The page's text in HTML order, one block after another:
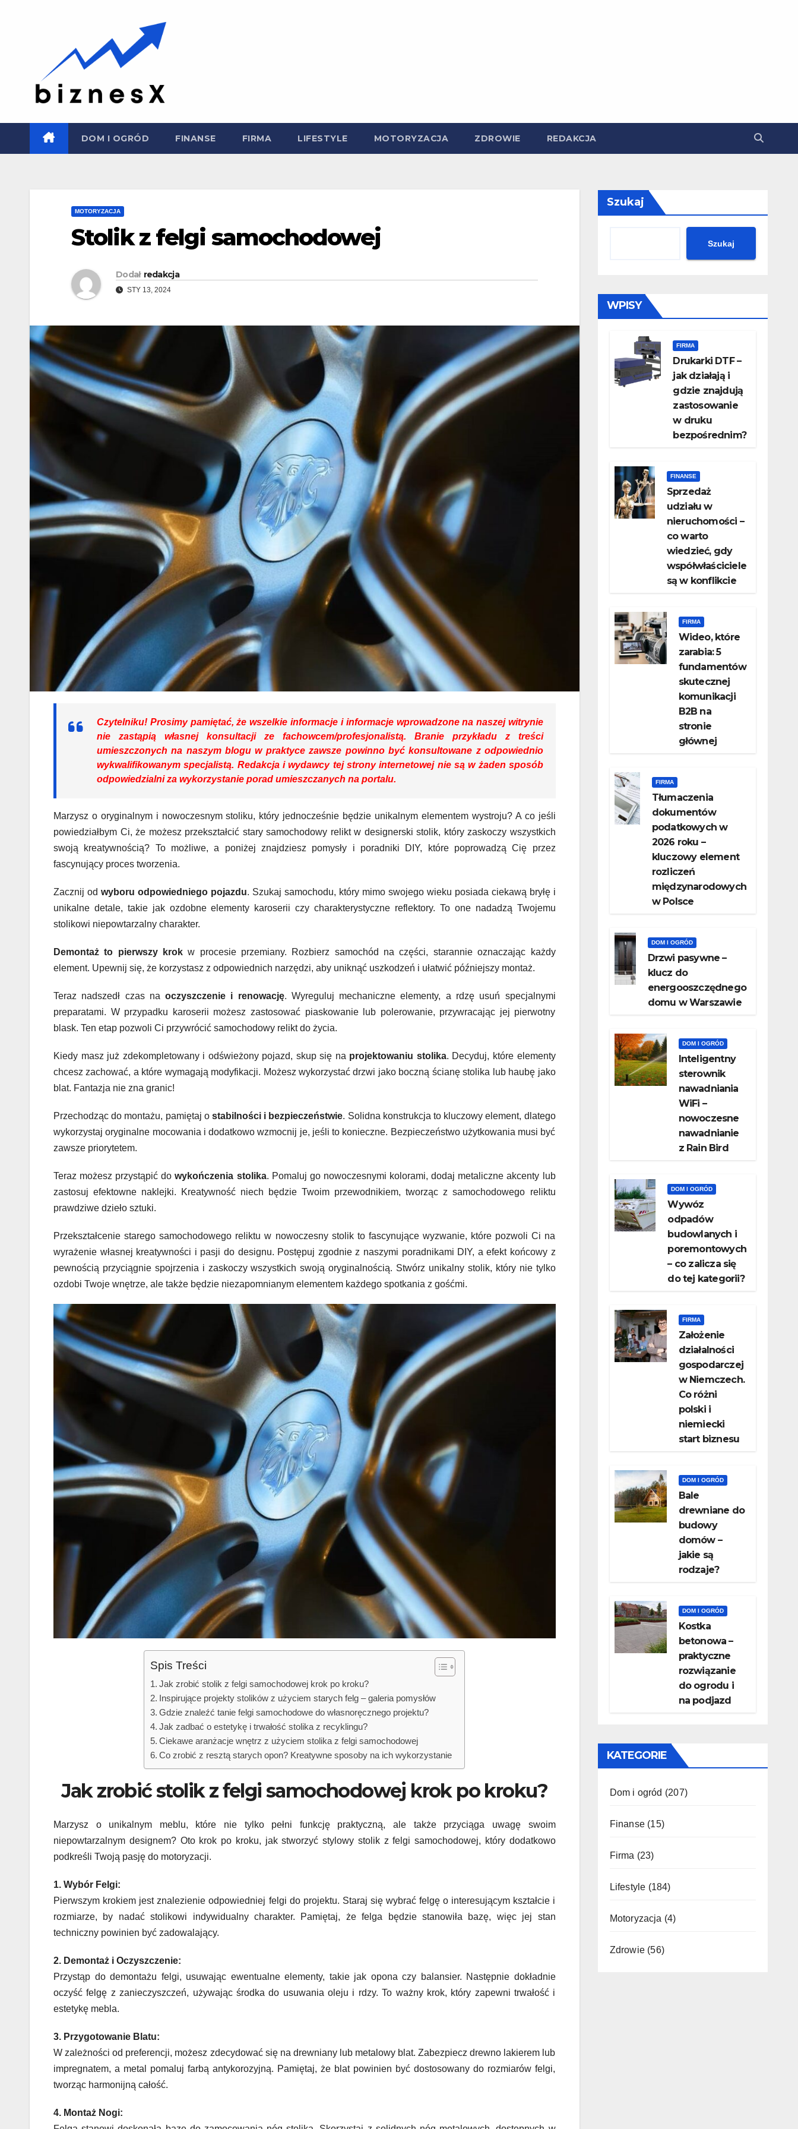
DOM I OGRÓD FINANSE FIRMA LIFESTYLE MOTORYZACJA ZDROWIE REDAKCJA
MOTORYZACJA
Stolik z felgi samochodowej
Dodał redakcja
STY 13, 2024
Czytelniku! Prosimy pamiętać, że wszelkie informacje i informacje wprowadzone na naszej witrynie
nie zastąpią własnej konsultacji ze fachowcem/profesjonalistą. Branie przykładu z treści
umieszczonych na naszym blogu w praktyce zawsze powinno być konsultowane z odpowiednio
wykwalifikowanym specjalistą. Redakcja i wydawcy tej strony internetowej nie są w żaden sposób
odpowiedzialni za wykorzystanie porad umieszczanych na portalu.
Marzysz o oryginalnym i nowoczesnym stoliku, który jednocześnie będzie unikalnym elementem wystroju? A co jeśli
powiedziałbym Ci, że możesz przekształcić stary samochodowy relikt w designerski stolik, który zaskoczy wszystkich
swoją kreatywnością? To możliwe, a poniżej znajdziesz pomysły i poradniki DIY, które poprowadzą Cię przez
fascynujący proces tworzenia.
Zacznij od wyboru odpowiedniego pojazdu. Szukaj samochodu, który mimo swojego wieku posiada ciekawą bryłę i
unikalne detale, takie jak ozdobne elementy karoserii czy charakterystyczne reflektory. To one nadadzą Twojemu
stolikowi niepowtarzalny charakter.
Demontaż to pierwszy krok w procesie przemiany. Rozbierz samochód na części, starannie oznaczając każdy
element. Upewnij się, że korzystasz z odpowiednich narzędzi, aby uniknąć uszkodzeń i ułatwić późniejszy montaż.
Teraz nadszedł czas naoczyszczenie i renowację. Wyreguluj mechaniczne elementy, a rdzę usuń specjalnymi
preparatami. W przypadku karoserii możesz zastosować piaskowanie lub polerowanie, przywracając jej pierwotny
blask. Ten etap pozwoli Ci przywrócić samochodowy relikt do życia.
Kiedy masz już zdekompletowany i odświeżony pojazd, skup się na projektowaniu stolika. Decyduj, które elementy
chcesz zachować, a które wymagają modyfikacji. Możesz wykorzystać drzwi jako boczną ścianę stolika lub haubę jako
blat. Fantazja nie zna granic!
Przechodząc do montażu, pamiętaj o stabilności i bezpieczeństwie. Solidna konstrukcja to kluczowy element, dlatego
wykorzystaj oryginalne mocowania i dodatkowo wzmocnij je, jeśli to konieczne. Bezpieczeństwo użytkowania musi być
zawsze priorytetem.
Teraz możesz przystąpić dowykończenia stolika. Pomaluj go nowoczesnymi kolorami, dodaj metaliczne akcenty lub
zastosuj efektowne naklejki. Kreatywność niech będzie Twoim przewodnikiem, tworząc z samochodowego reliktu
prawdziwe dzieło sztuki.
Przekształcenie starego samochodowego reliktu w nowoczesny stolik to fascynujące wyzwanie, które pozwoli Ci na
wyrażenie własnej kreatywności i pasji do designu. Postępuj zgodnie z naszymi poradnikami DIY, a efekt końcowy z
pewnością przyciągnie spojrzenia i zaskoczy wszystkich swoją oryginalnością. Stwórz unikalny stolik, który nie tylko
ozdobi Twoje wnętrze, ale także będzie niezapomnianym elementem każdego spotkania z gośćmi.
Spis Treści
Jak zrobić stolik z felgi samochodowej krok po kroku?
Inspirujące projekty stolików z użyciem starych felg – galeria pomysłów
Gdzie znaleźć tanie felgi samochodowe do własnoręcznego projektu?
Jak zadbać o estetykę i trwałość stolika z recyklingu?
Ciekawe aranżacje wnętrz z użyciem stolika z felgi samochodowej
Co zrobić z resztą starych opon? Kreatywne sposoby na ich wykorzystanie
Jak zrobić stolik z felgi samochodowej krok po kroku?
Marzysz o unikalnym meblu, które nie tylko pełni funkcję praktyczną, ale także przyciąga uwagę swoim
niepowtarzalnym designem? Oto krok po kroku, jak stworzyć stylowy stolik z felgi samochodowej, który dodatkowo
podkreśli Twoją pasję do motoryzacji.
1. Wybór Felgi:
Pierwszym krokiem jest znalezienie odpowiedniej felgi do projektu. Staraj się wybrać felgę o interesującym kształcie i
rozmiarze, by nadać stolikowi indywidualny charakter. Pamiętaj, że felga będzie stanowiła bazę, więc jej stan
techniczny powinien być zadowalający.
2. Demontaż i Oczyszczenie:
Przystąp do demontażu felgi, usuwając ewentualne elementy, takie jak opona czy balansier. Następnie dokładnie
oczyść felgę z zanieczyszczeń, używając środka do usuwania oleju i rdzy. To ważny krok, który zapewni trwałość i
estetykę mebla.
3. Przygotowanie Blatu:
W zależności od preferencji, możesz zdecydować się na drewniany lub metalowy blat. Zabezpiecz drewno lakierem lub
impregnatem, a metal pomaluj farbą antykorozyjną. Pamiętaj, że blat powinien być dostosowany do rozmiarów felgi,
tworząc harmonijną całość.
4. Montaż Nogi:
Szukaj
Szukaj
WPISY
FIRMA
Drukarki DTF –
jak działają i
gdzie znajdują
zastosowanie
w druku
bezpośrednim?
FINANSE
Sprzedaż
udziału w
nieruchomości –
co warto
wiedzieć, gdy
współwłaściciele
są w konflikcie
FIRMA
Wideo, które
zarabia: 5
fundamentów
skutecznej
komunikacji
B2B na
stronie
głównej
FIRMA
Tłumaczenia
dokumentów
podatkowych w
2026 roku –
kluczowy element
rozliczeń
międzynarodowych
w Polsce
DOM I OGRÓD
Drzwi pasywne –
klucz do
energooszczędnego
domu w Warszawie
DOM I OGRÓD
Inteligentny
sterownik
nawadniania
WiFi –
nowoczesne
nawadnianie
z Rain Bird
DOM I OGRÓD
Wywóz
odpadów
budowlanych i
poremontowych
– co zalicza się
do tej kategorii?
FIRMA
Założenie
działalności
gospodarczej
w Niemczech.
Co różni
polski i
niemiecki
start biznesu
DOM I OGRÓD
Bale
drewniane do
budowy
domów –
jakie są
rodzaje?
DOM I OGRÓD
Kostka
betonowa –
praktyczne
rozwiązanie
do ogrodu i
na podjazd
KATEGORIE
Dom i ogród (207)
Finanse(15)
Firma (23)
Lifestyle (184)
Motoryzacja (4)
Zdrowie(56)